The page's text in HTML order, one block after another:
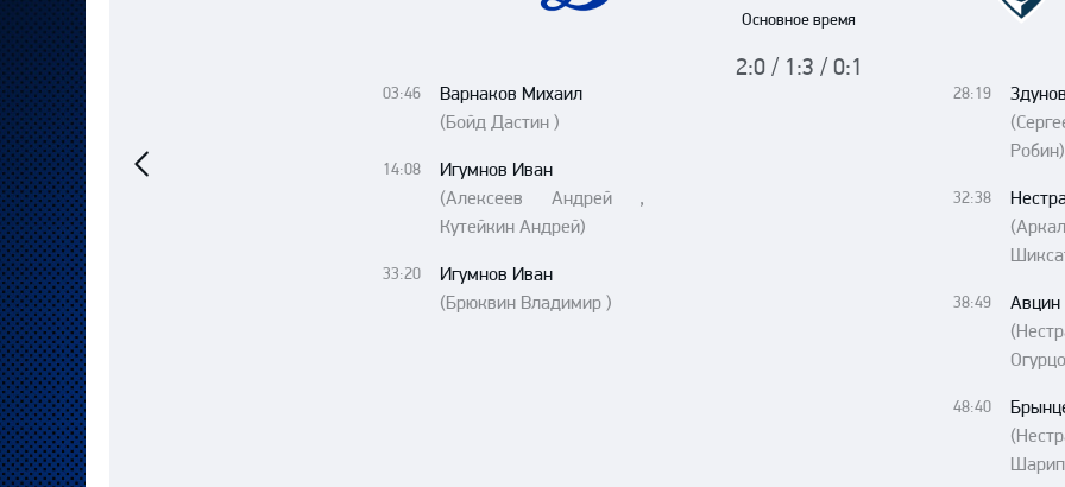
Шанхайские Драконы
Основное время
2:0 / 1:3 / 0:1
03:46
Варнаков Михаил
(Бойд Дастин )
14:08
Игумнов Иван
(Алексеев Андрей ,
Кутейкин Андрей)
33:20
Игумнов Иван
(Брюквин Владимир )
28:19
Робин)
32:38
38:49
Авцин
48:40
матч